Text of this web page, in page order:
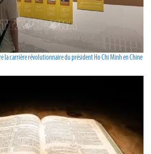
la carrière révolutionnaire du président Ho Chi Minh en Chine